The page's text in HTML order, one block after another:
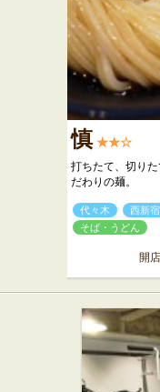
慎 ★★☆
打ちたて、切り
だわりの麺。
代々木 西新宿
そば・うどん
開